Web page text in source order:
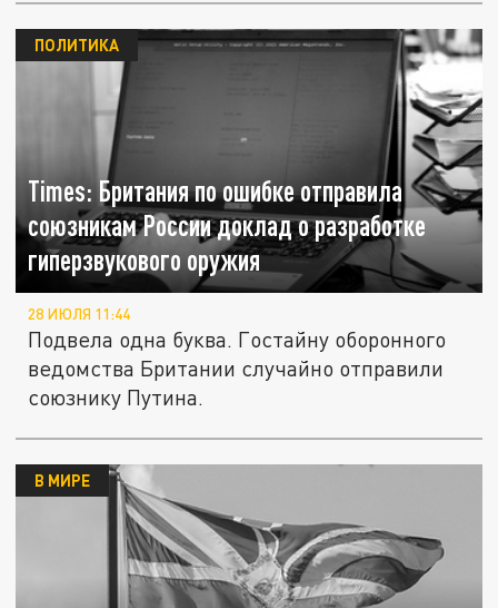
Times: Британия по ошибке отправила
союзникам России доклад о разработке
гиперзвукового оружия
ПОЛИТИКА
28 ИЮЛЯ 11:44
Подвела одна буква. Гостайну оборонного
ведомства Британии случайно отправили
союзнику Путина.
В МИРЕ